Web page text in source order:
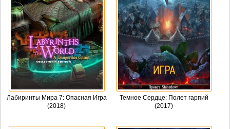
Лабиринты Мира 7: Опасная Игра
(2018)
Темное Сердце: Полет гарпий
(2017)